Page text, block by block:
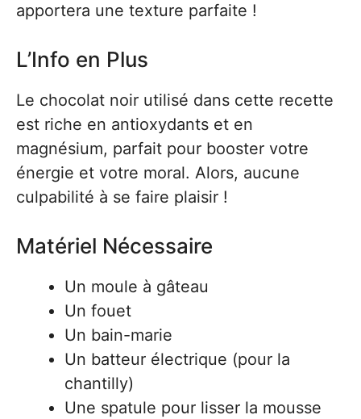
apportera une texture parfaite !
L’Info en Plus
Le chocolat noir utilisé dans cette recette
est riche en antioxydants et en
magnésium, parfait pour booster votre
énergie et votre moral. Alors, aucune
culpabilité à se faire plaisir !
Matériel Nécessaire
Un moule à gâteau
Un fouet
Un bain-marie
Un batteur électrique (pour la
chantilly)
Une spatule pour lisser la mousse